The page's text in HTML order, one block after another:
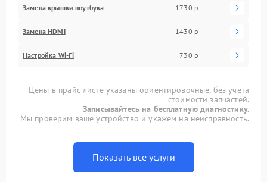
Замена крышки ноутбука 1730 р
Замена HDMI 1430 р
Настройка Wi-Fi 730 р
Цены в прайс-листе указаны ориентировочные, без учета
стоимости запчастей.
Записывайтесь на бесплатную диагностику.
Мы проверим ваше устройство и укажем на неисправность.
Показать все услуги